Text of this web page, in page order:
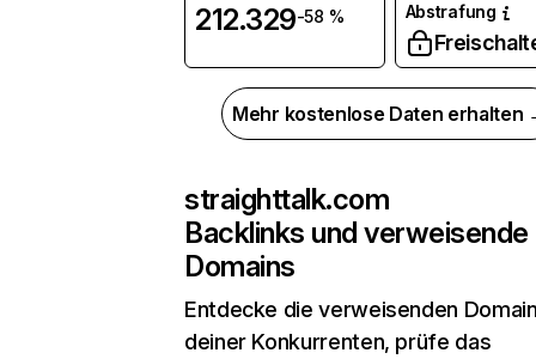
212.329-58 %
Abstrafung
Mehr kostenlose Daten erhalten
straighttalk.com
Backlinks und verweisende
Domains
Entdecke die verweisenden
deiner Konkurrenten, prüfe das